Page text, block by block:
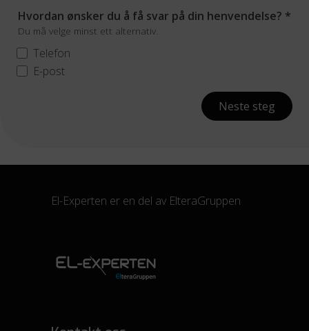
Hvordan ønsker du å få svar på din henvendelse? *
Du må velge minst ett alternativ.
Telefon
E-post
Neste steg
El-Experten er en del av ElteraGruppen